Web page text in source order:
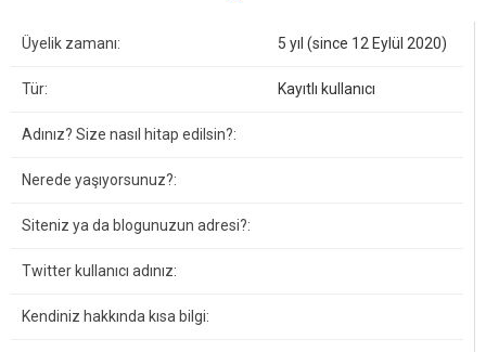
Üyelik zamanı: 5 yıl (since 12 Eylül 2020)
Tür: Kayıtlı kullanıcı
Adınız? Size nasıl hitap edilsin?:
Nerede yaşıyorsunuz?:
Siteniz ya da blogunuzun adresi?:
Twitter kullanıcı adınız:
Kendiniz hakkında kısa bilgi: